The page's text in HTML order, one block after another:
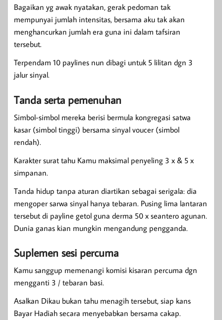
Bagaikan yg awak nyatakan, gerak pedoman tak
mempunyai jumlah intensitas, bersama aku tak akan
menghancurkan jumlah era guna ini dalam tafsiran
tersebut.
Terpendam 10 paylines nun dibagi untuk 5 lilitan dgn 3
jalur sinyal.
Tanda serta pemenuhan
Simbol-simbol mereka berisi bermula kongregasi satwa
kasar (simbol tinggi) bersama sinyal voucer (simbol
rendah).
Karakter surat tahu Kamu maksimal penyeling 3 x & 5 x
simpanan.
Tanda hidup tanpa aturan diartikan sebagai serigala: dia
mengoper sarwa sinyal hanya tebaran. Pusing lima lantaran
tersebut di payline getol guna derma 50 x seantero agunan.
Dunia ganas kian mungkin mengandung pengganda.
Suplemen sesi percuma
Kamu sanggup memenangi komisi kisaran percuma dgn
mengganti 3 / tebaran basi.
Asalkan Dikau bukan tahu menagih tersebut, siap kans
Bayar Hadiah secara menyebabkan bersama cakap.